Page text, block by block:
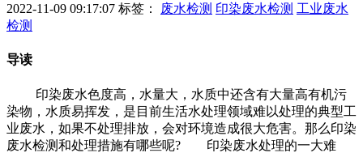
2022-11-09 09:17:07 标签： 废水检测 印染废水检测 工业废水
检测
导读
印染废水色度高，水量大，水质中还含有大量高有机污
染物，水质易挥发，是目前生活水处理领域难以处理的典型工
业废水，如果不处理排放，会对环境造成很大危害。那么印染
废水检测和处理措施有哪些呢? 印染废水处理的一大难